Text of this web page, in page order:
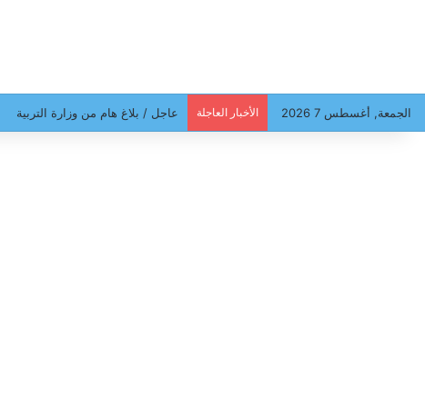
الجمعة, أغسطس 7 2026 الأخبار العاجلة عاجل / بلاغ هام من وزارة التربية